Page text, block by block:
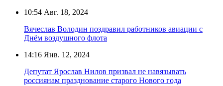
10:54 Авг. 18, 2024
Вячеслав Володин поздравил работников авиации с
Днём воздушного флота
14:16 Янв. 12, 2024
Депутат Ярослав Нилов призвал не навязывать
россиянам празднование старого Нового года